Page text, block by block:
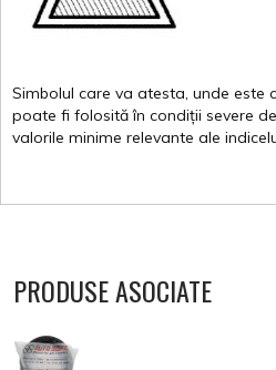
Simbolul care va atesta, unde este
poate fi folosită în condiții severe de
valorile minime relevante ale
PRODUSE ASOCIATE